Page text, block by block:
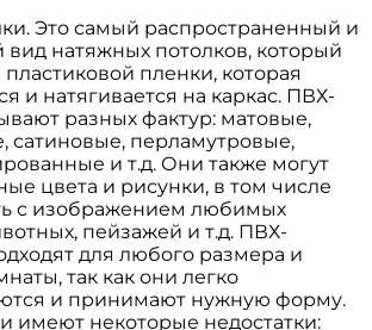
Это самый распространенный и
вид натяжных потолков, который
пластиковой пленки, которая
и натягивается на каркас. ПВХ-
разных фактур: матовые,
сатиновые, перламутровые,
и т.д. Они также могут
цвета и рисунки, в том числе
с изображением любимых
пейзажей и т.д. ПВХ-
для любого размера и
так как они легко
и принимают нужную форму.
имеют некоторые недостатки: